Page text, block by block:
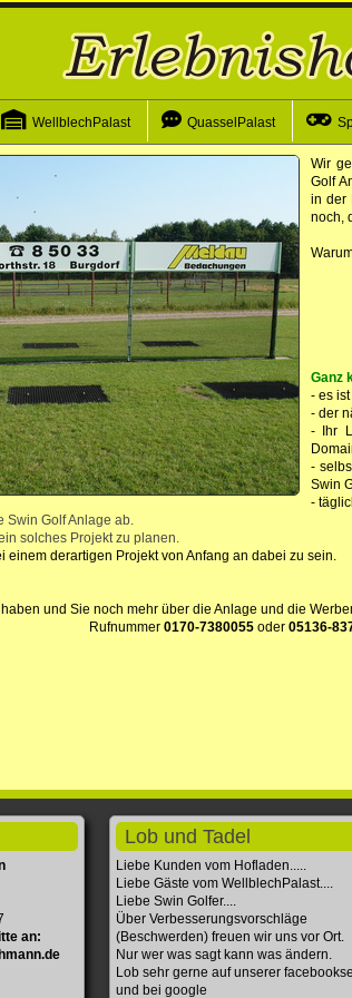
WellblechPalast QuasselPalast
Wir
Golf
in der
noch,
Ganz
- es
- der
- Ihr
-
Swin
-
Swin Golf Anlage ab.
solches Projekt zu planen.
einem derartigen Projekt von Anfang an dabei zu sein.
und Sie noch mehr über die Anlage und die
Rufnummer 0170-7380055oder 05136-
an:
Lob und Tadel
Liebe Kunden vom Hofladen.....
Liebe Gäste vom WellblechPalast....
Liebe Swin Golfer....
Über Verbesserungsvorschläge
(Beschwerden) freuen wir uns vor Ort.
Nur wer was sagt kann was ändern.
Lob sehr gerne auf unserer
und bei google